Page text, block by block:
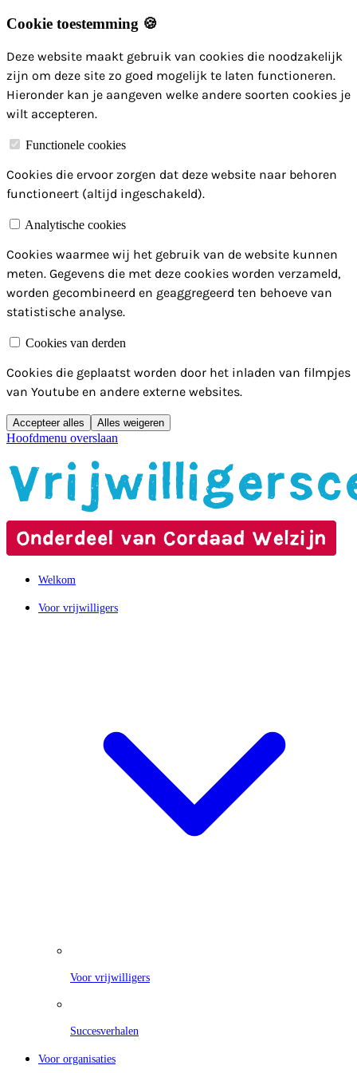
Cookie toestemming 🍪
Deze website maakt gebruik van cookies die noodzakelijk
zijn om deze site zo goed mogelijk te laten functioneren.
Hieronder kan je aangeven welke andere soorten cookies je
wilt accepteren.
Functionele cookies
Cookies die ervoor zorgen dat deze website naar behoren
functioneert (altijd ingeschakeld).
Analytische cookies
Cookies waarmee wij het gebruik van de website kunnen
meten. Gegevens die met deze cookies worden verzameld,
worden gecombineerd en geaggregeerd ten behoeve van
statistische analyse.
Cookies van derden
Cookies die geplaatst worden door het inladen van filmpjes
van Youtube en andere externe websites.
Accepteer alles Alles weigeren
Hoofdmenu overslaan
Welkom
Voor vrijwilligers
Voor vrijwilligers
Succesverhalen
Voor organisaties